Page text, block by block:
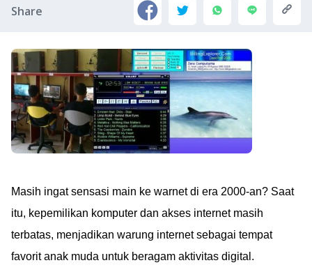
Share
Masih ingat sensasi main ke warnet di era 2000-an? Saat
itu, kepemilikan komputer dan akses internet masih
terbatas, menjadikan warung internet sebagai tempat
favorit anak muda untuk beragam aktivitas digital.